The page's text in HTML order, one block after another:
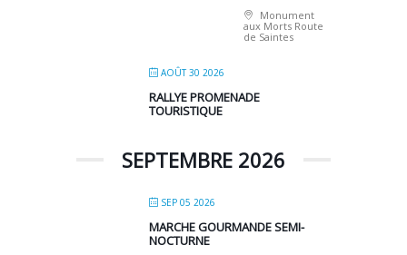
Monument
aux Morts Route
de Saintes
AOÛT 30 2026
RALLYE PROMENADE
TOURISTIQUE
SEPTEMBRE 2026
SEP 05 2026
MARCHE GOURMANDE SEMI-
NOCTURNE